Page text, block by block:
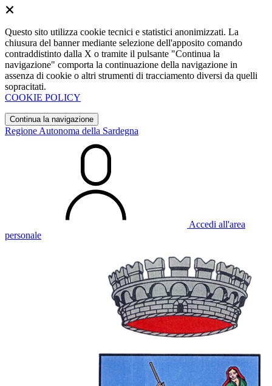
Questo sito utilizza cookie tecnici e statistici anonimizzati. La
chiusura del banner mediante selezione dell'apposito comando
contraddistinto dalla X o tramite il pulsante "Continua la
navigazione" comporta la continuazione della navigazione in
assenza di cookie o altri strumenti di tracciamento diversi da quelli
sopracitati.
COOKIE POLICY
Continua la navigazione
Regione Autonoma della Sardegna
Accedi all'area
personale